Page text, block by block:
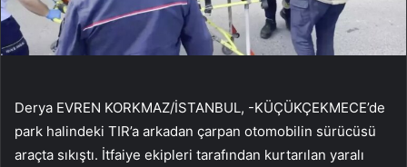
Derya EVREN KORKMAZ/İSTANBUL, -KÜÇÜKÇEKMECE’de
park halindeki TIR’a arkadan çarpan otomobilin sürücüsü
araçta sıkıştı. İtfaiye ekipleri tarafından kurtarılan yaralı